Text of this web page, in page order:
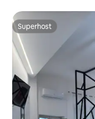
Superhost
Superhost